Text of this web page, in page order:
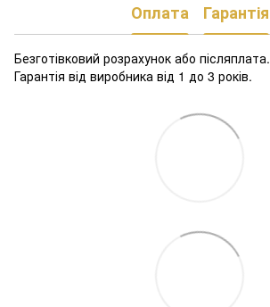
Оплата Гарантія
Безготівковий розрахунок або післяплата.
Гарантія від виробника від 1 до 3 років.